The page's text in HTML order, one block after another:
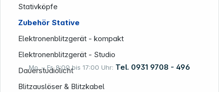
Mo. – Fr. 8:00 bis 17:00 Uhr: Tel. 0931 9708 - 496
Stativköpfe
Zubehör Stative
Elektronenblitzgerät - kompakt
Elektronenblitzgerät - Studio
Dauerstudiolicht
Blitzauslöser & Blitzkabel